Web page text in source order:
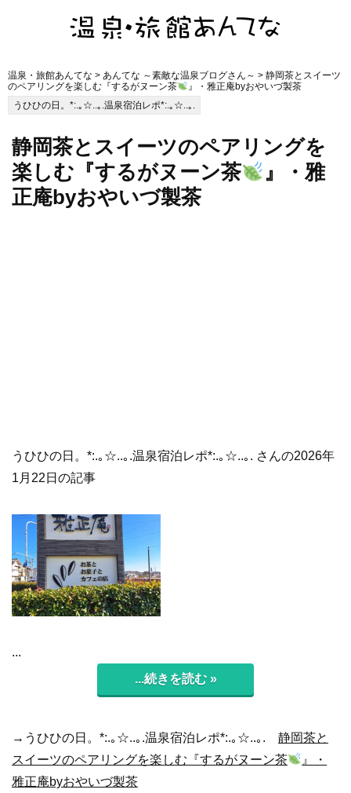
温泉・旅館あんてな > あんてな ～素敵な温泉ブログさん～ > 静岡茶とスイーツ
のペアリングを楽しむ『するがヌーン茶
』・雅正庵byおやいづ製茶
うひひの日。*:.｡☆..｡.温泉宿泊レポ*:.｡☆..｡.
静岡茶とスイーツのペアリングを
楽しむ『するがヌーン茶
』・雅
正庵byおやいづ製茶
うひひの日。*:.｡☆..｡.温泉宿泊レポ*:.｡☆..｡. さんの2026年
1月22日の記事
...
...続きを読む »
→うひひの日。*:.｡☆..｡.温泉宿泊レポ*:.｡☆..｡. 静岡茶と
スイーツのペアリングを楽しむ『するがヌーン茶
』・
雅正庵byおやいづ製茶